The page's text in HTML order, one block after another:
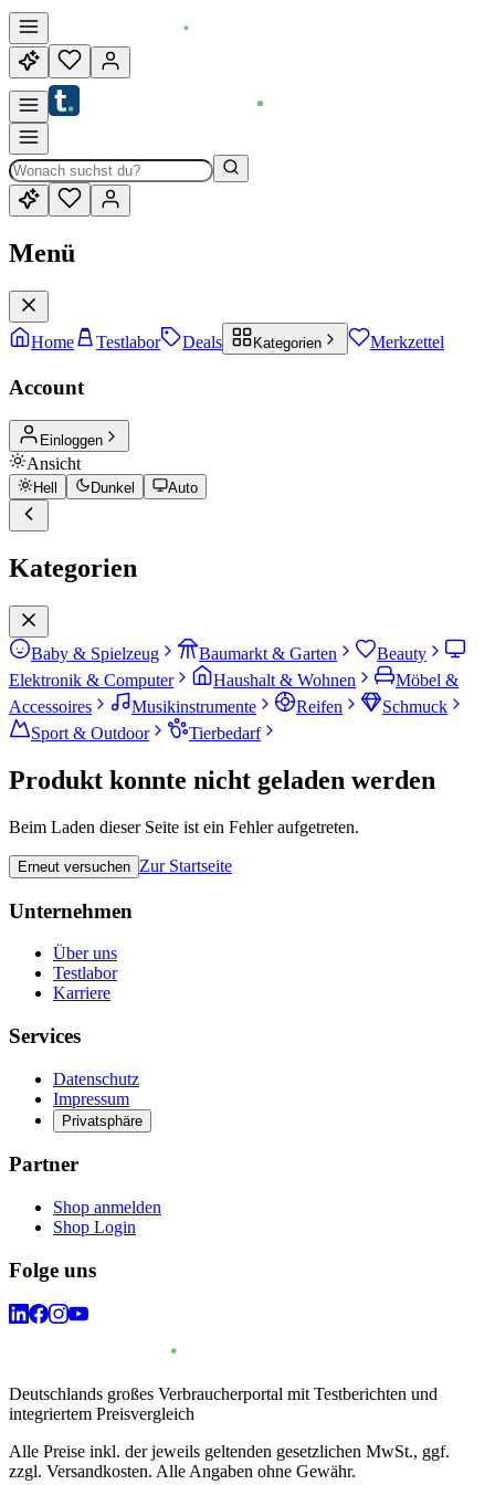
Menü
Home Testlabor Deals Kategorien Merkzettel
Account
Einloggen
Ansicht
Hell Dunkel Auto
Kategorien
Baby & Spielzeug Baumarkt & Garten
Beauty
Elektronik & Computer
Haushalt & Wohnen
Möbel &
Accessoires
Musikinstrumente Reifen
Schmuck
Sport & Outdoor
Tierbedarf
Produkt konnte nicht geladen werden
Beim Laden dieser Seite ist ein Fehler aufgetreten.
Erneut versuchen Zur Startseite
Unternehmen
Über uns
Testlabor
Karriere
Services
Datenschutz
Impressum
Privatsphäre
Partner
Shop anmelden
Shop Login
Folge uns
Deutschlands großes Verbraucherportal mit Testberichten und
integriertem Preisvergleich
Alle Preise inkl. der jeweils geltenden gesetzlichen MwSt., ggf.
zzgl. Versandkosten. Alle Angaben ohne Gewähr.